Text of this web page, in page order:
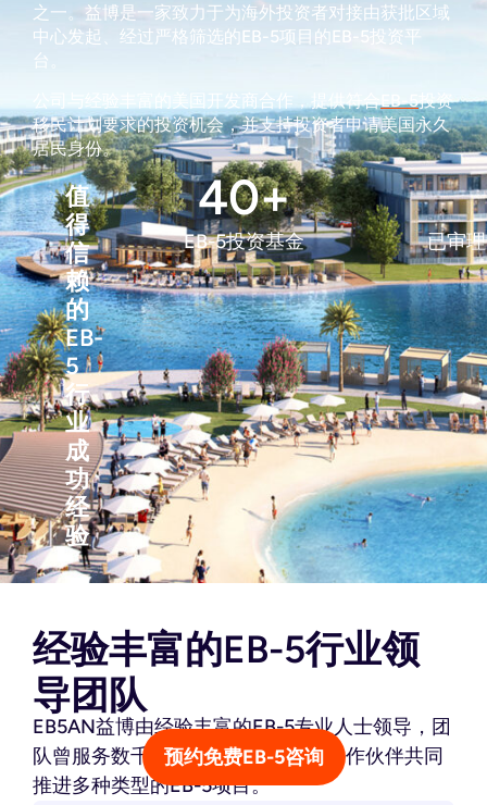
之一。益博是一家致力于为海外投资者对接由获批区域
中心发起、经过严格筛选的EB-5项目的EB-5投资平
台。
公司与经验丰富的美国开发商合作，提供符合EB-5投资
移民计划要求的投资机会，并支持投资者申请美国永久
居民身份。
值
得
信
赖
的
EB-
5
行
业
成
功
经
验
40+
EB-5投资基金 已审
经验丰富的EB-5行业领
导团队
EB5AN益博由经验丰富的EB-5专业人士领导，团
队曾服务数千名投资者，并与开发合作伙伴共同
推进多种类型的EB-5项目。
预约免费EB-5咨询